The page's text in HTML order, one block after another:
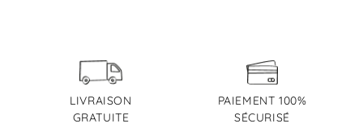
LIVRAISON
GRATUITE
PAIEMENT 100%
SÉCURISÉ